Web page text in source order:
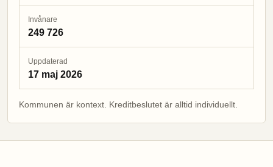
Invånare
249 726
Uppdaterad
17 maj 2026
Kommunen är kontext. Kreditbeslutet är alltid individuellt.